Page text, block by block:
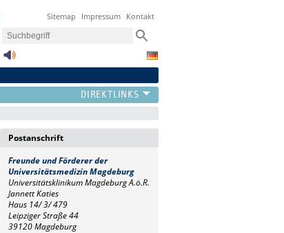
Sitemap Impressum Kontakt
Postanschrift
Freunde und Fördererder
Universitätsmedizin Magdeburg
Universitätsklinikum Magdeburg A.ö.R.
Jannett Katies
Haus 14/ 3/ 479
Leipziger Straße 44
39120 Magdeburg